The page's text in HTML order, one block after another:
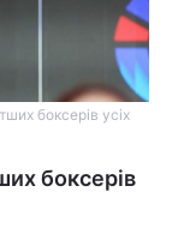
боксерів усіх
боксерів